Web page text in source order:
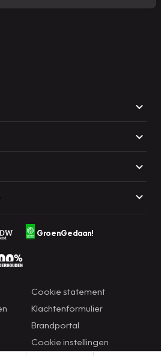
GroenGedaan!
Cookie statement
Klachtenformulier
Brandportal
Cookie instellingen